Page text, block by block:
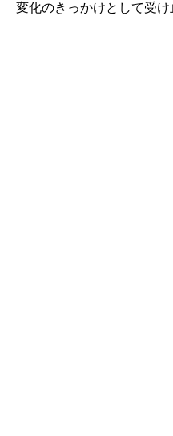
変化のきっかけとして受け